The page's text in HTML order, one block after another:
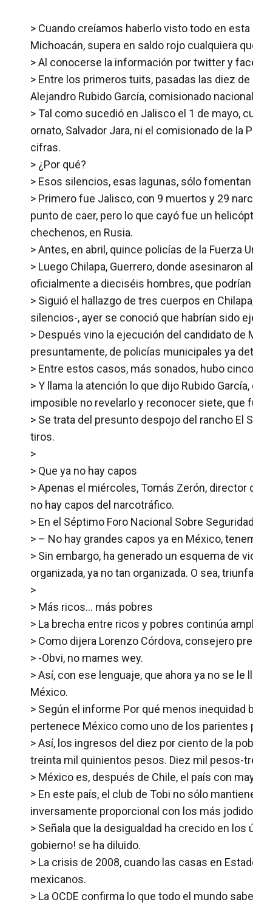
> Cuando creíamos haberlo visto todo en
Michoacán, supera en saldo rojo cualquiera
> Al conocerse la información por twitter y
> Entre los primeros tuits, pasadas las diez
Alejandro Rubido García, comisionado
> Tal como sucedió en Jalisco el 1 de mayo,
ornato, Salvador Jara, ni el comisionado de la
cifras.
> ¿Por qué?
> Esos silencios, esas lagunas, sólo
> Primero fue Jalisco, con 9 muertos y 29
punto de caer, pero lo que cayó fue un
chechenos, en Rusia.
> Antes, en abril, quince policías de la Fuerza
> Luego Chilapa, Guerrero, donde asesinaron
oficialmente a dieciséis hombres, que
> Siguió el hallazgo de tres cuerpos en
silencios-, ayer se conoció que habrían sido
> Después vino la ejecución del candidato de
presuntamente, de policías municipales ya
> Entre estos casos, más sonados, hubo
> Y llama la atención lo que dijo Rubido
imposible no revelarlo y reconocer siete, que
> Se trata del presunto despojo del rancho El
tiros.
>
> Que ya no hay capos
> Apenas el miércoles, Tomás Zerón, director
no hay capos del narcotráfico.
> En el Séptimo Foro Nacional Sobre
> – No hay grandes capos ya en México,
> Sin embargo, ha generado un esquema de
organizada, ya no tan organizada. O sea,
>
> Más ricos… más pobres
> La brecha entre ricos y pobres continúa
> Como dijera Lorenzo Córdova, consejero
> -Obvi, no mames wey.
> Así, con ese lenguaje, que ahora ya no se
México.
> Según el informe Por qué menos inequidad
pertenece México como uno de los parientes
> Así, los ingresos del diez por ciento de la
treinta mil quinientos pesos. Diez mil pesos-
> México es, después de Chile, el país con
> En este país, el club de Tobi no sólo
inversamente proporcional con los más
> Señala que la desigualdad ha crecido en
gobierno! se ha diluido.
> La crisis de 2008, cuando las casas en
mexicanos.
> La OCDE confirma lo que todo el mundo